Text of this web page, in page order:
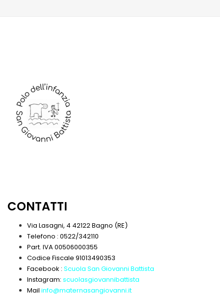
CONTATTI
Via Lasagni, 4 42122 Bagno (RE)
Telefono : 0522/342110
Part. IVA 00506000355
Codice Fiscale 91013490353
Facebook : Scuola San Giovanni Battista
Instagram: scuolasgiovannibattista
Mail info@maternasangiovanni.it